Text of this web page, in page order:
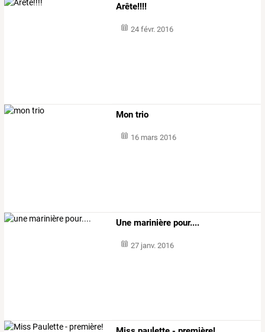
Arête!!!!
24 févr. 2016
Mon trio
16 mars 2016
Une marinière pour....
27 janv. 2016